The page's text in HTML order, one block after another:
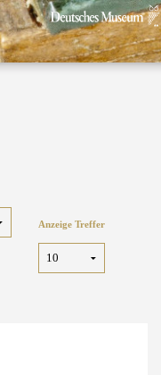
Anzeige Treffer